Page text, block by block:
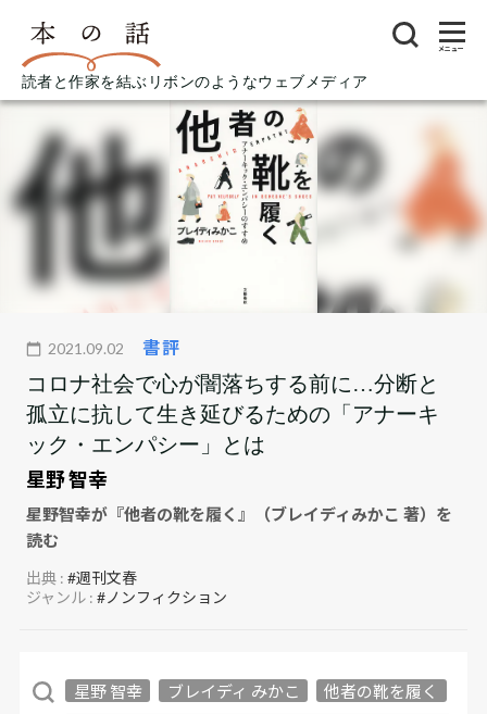
読者と作家を結ぶリボンのようなウェブメディア
メニュー
2021.09.02 書評
コロナ社会で心が闇落ちする前に…分断と
孤立に抗して生き延びるための「アナーキ
ック・エンパシー」とは
星野 智幸
星野智幸が『他者の靴を履く』（ブレイディみかこ 著）を
読む
出典 :#週刊文春
ジャンル :#ノンフィクション
星野 智幸 ブレイディ みかこ
他者の靴を履く